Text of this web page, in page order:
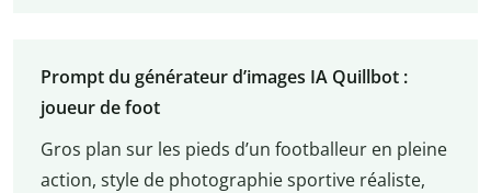
Prompt du générateur d’images IA Quillbot :
joueur de foot
Gros plan sur les pieds d’un footballeur en pleine
action, style de photographie sportive réaliste,